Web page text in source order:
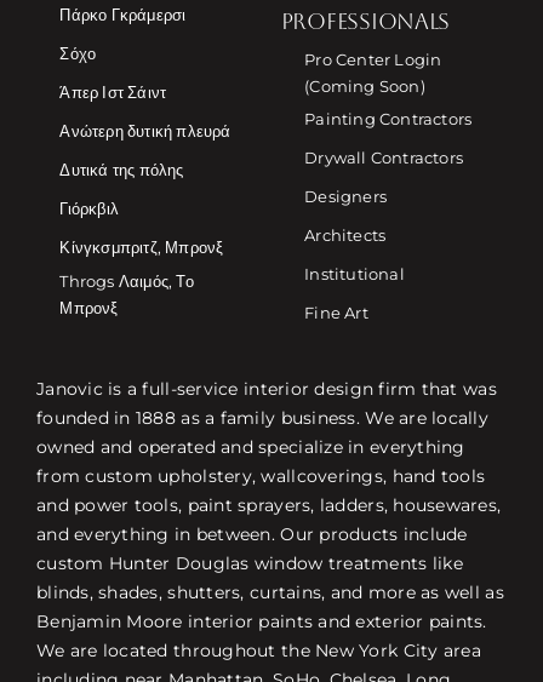
Πάρκο Γκράμερσι
Σόχο
Άπερ Ιστ Σάιντ
Ανώτερη δυτική πλευρά
Δυτικά της πόλης
Γιόρκβιλ
Κίνγκσμπριτζ, Μπρονξ
Throgs Λαιμός, Το
Μπρονξ
PROFESSIONALS
Pro Center Login
(Coming Soon)
Painting Contractors
Drywall Contractors
Designers
Architects
Institutional
Fine Art
Janovic is a full-service interior design firm that was
founded in 1888 as a family business. We are locally
owned and operated and specialize in everything
from custom upholstery, wallcoverings, hand tools
and power tools, paint sprayers, ladders, housewares,
and everything in between. Our products include
custom Hunter Douglas window treatments like
blinds, shades, shutters, curtains, and more as well as
Benjamin Moore interior paints and exterior paints.
We are located throughout the New York City area